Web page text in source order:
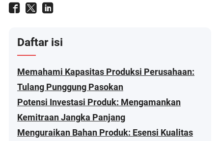
Daftar isi
Memahami Kapasitas Produksi Perusahaan:
Tulang Punggung Pasokan
Potensi Investasi Produk: Mengamankan
Kemitraan Jangka Panjang
Menguraikan Bahan Produk: Esensi Kualitas